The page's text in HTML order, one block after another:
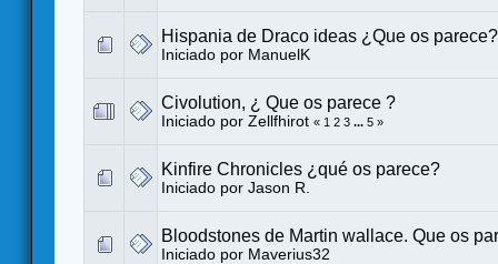
Hispania de Draco ideas ¿Que os parece?
Iniciado por ManuelK
Civolution, ¿ Que os parece ?
Iniciado por Zellfhirot « 1 2 3 ... 5 »
Kinfire Chronicles ¿qué os parece?
Iniciado por Jason R.
Bloodstones de Martin wallace. Que os
Iniciado por Maverius32